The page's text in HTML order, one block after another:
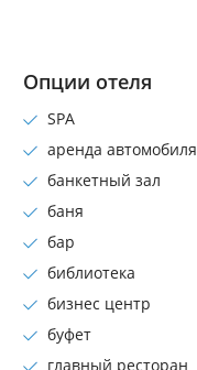
Опции отеля
SPA
аренда автомобиля
банкетный зал
баня
бар
библиотека
бизнес центр
буфет
главный ресторан